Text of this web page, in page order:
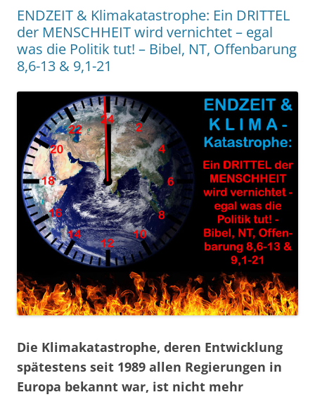
ENDZEIT & Klimakatastrophe: Ein DRITTEL
der MENSCHHEIT wird vernichtet – egal
was die Politik tut! – Bibel, NT, Offenbarung
8,6-13 & 9,1-21
Die Klimakatastrophe, deren Entwicklung
spätestens seit 1989 allen Regierungen in
Europa bekannt war, ist nicht mehr